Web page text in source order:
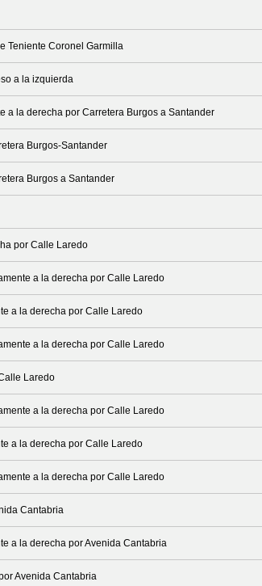
Teniente Coronel Garmilla
a la izquierda
a la derecha por Carretera Burgos a Santander
Burgos-Santander
Burgos a Santander
por Calle Laredo
a la derecha por Calle Laredo
a la derecha por Calle Laredo
a la derecha por Calle Laredo
Laredo
a la derecha por Calle Laredo
a la derecha por Calle Laredo
a la derecha por Calle Laredo
Cantabria
a la derecha por Avenida Cantabria
Avenida Cantabria